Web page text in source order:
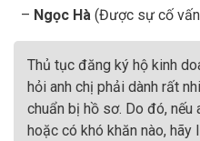
– Ngọc Hà (Được sự cố
Thủ tục đăng ký hộ kinh
hỏi anh chị phải dành rất
chuẩn bị hồ sơ. Do đó, nếu
hoặc có khó khăn nào, hãy